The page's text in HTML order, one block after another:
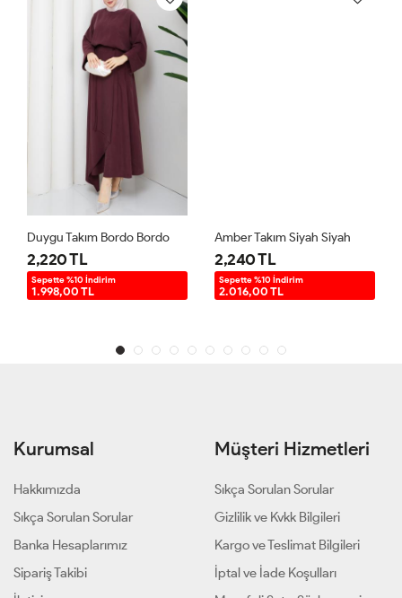
Duygu Takım Bordo Bordo
2,220 TL
Sepette %10 İndirim
1.998,00 TL
Amber Takım Siyah Siyah
2,240 TL
Sepette %10 İndirim
2.016,00 TL
Kurumsal
Hakkımızda
Sıkça Sorulan Sorular
Banka Hesaplarımız
Sipariş Takibi
Müşteri Hizmetleri
Sıkça Sorulan Sorular
Gizlilik ve Kvkk Bilgileri
Kargo ve Teslimat Bilgileri
İptal ve İade Koşulları